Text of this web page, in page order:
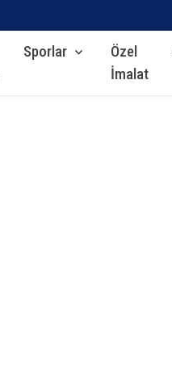
Sporlar
Özel
İmalat